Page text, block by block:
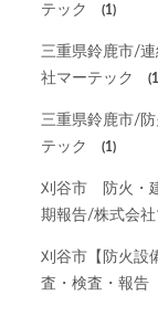
テック
(1)
三重県鈴鹿市/
社マーテック
三重県鈴鹿市/
テック
(1)
刈谷市 防火・
期報告/株式会社
刈谷市【防火
査・検査・報